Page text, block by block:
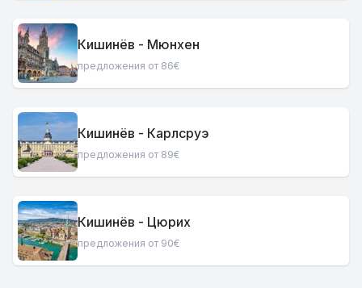
Кишинёв - Мюнхен
предложения от 86€
Кишинёв - Карлсруэ
предложения от 89€
Кишинёв - Цюрих
предложения от 90€